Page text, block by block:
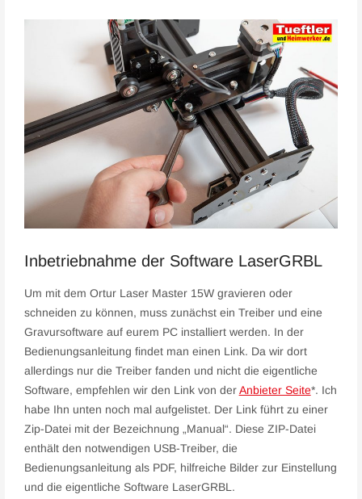
Inbetriebnahme der Software LaserGRBL
Um mit dem Ortur Laser Master 15W gravieren oder
schneiden zu können, muss zunächst ein Treiber und eine
Gravursoftware auf eurem PC installiert werden. In der
Bedienungsanleitung findet man einen Link. Da wir dort
allerdings nur die Treiber fanden und nicht die eigentliche
Software, empfehlen wir den Link von derAnbieter Seite*. Ich
habe Ihn unten noch mal aufgelistet. Der Link führt zu einer
Zip-Datei mit der Bezeichnung „Manual“. Diese ZIP-Datei
enthält den notwendigen USB-Treiber, die
Bedienungsanleitung als PDF, hilfreiche Bilder zur Einstellung
und die eigentliche Software LaserGRBL.